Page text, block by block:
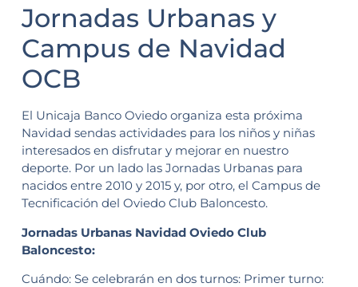
Jornadas Urbanas y
Campus de Navidad
OCB
El Unicaja Banco Oviedo organiza esta próxima
Navidad sendas actividades para los niños y niñas
interesados en disfrutar y mejorar en nuestro
deporte. Por un lado las Jornadas Urbanas para
nacidos entre 2010 y 2015 y, por otro, el Campus de
Tecnificación del Oviedo Club Baloncesto.
Jornadas Urbanas Navidad Oviedo Club
Baloncesto:
Cuándo: Se celebrarán en dos turnos: Primer turno: